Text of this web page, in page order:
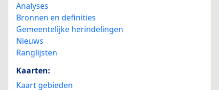
Analyses
Bronnen en definities
Gemeentelijke herindelingen
Nieuws
Ranglijsten
Kaarten:
Kaart gebieden